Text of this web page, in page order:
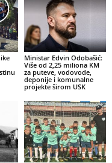
Ministar Edvin Odobašić:
Više od 2,25 miliona KM
za puteve, vodovode,
deponije i komunalne
projekte širom USK